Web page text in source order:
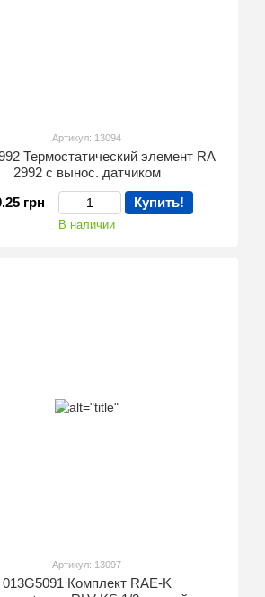
Артикул: 13094
Термостатический элемент RA
2992 с вынос. датчиком
грн
Купить!
В наличии
Артикул: 13097
013G5091 Комплект RAE-K